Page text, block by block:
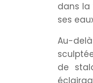
dans la
ses
Au-
de